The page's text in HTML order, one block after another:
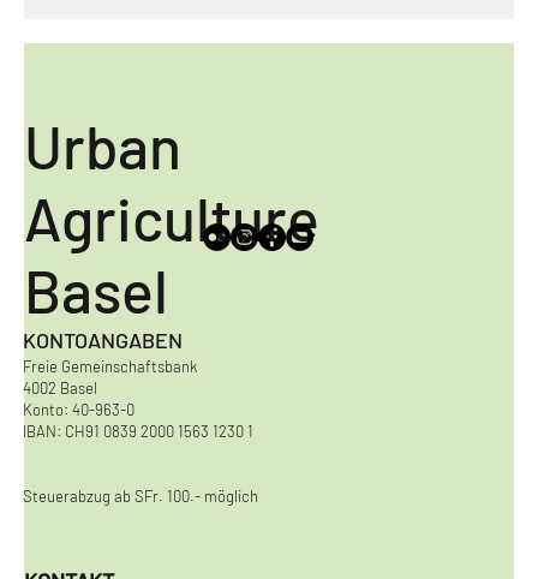
KONTOANGABEN
Freie Gemeinschaftsbank
4002 Basel
Konto: 40-963-0
IBAN: CH91 0839 2000 1563 1230 1
Steuerabzug ab SFr. 100.- möglich
Urban
Agriculture
Basel